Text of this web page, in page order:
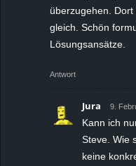
überzugehen.
gleich. Schön
Lösungsansätze.
Antwort
Jura 9.
Kann ich
Steve. Wie
keine